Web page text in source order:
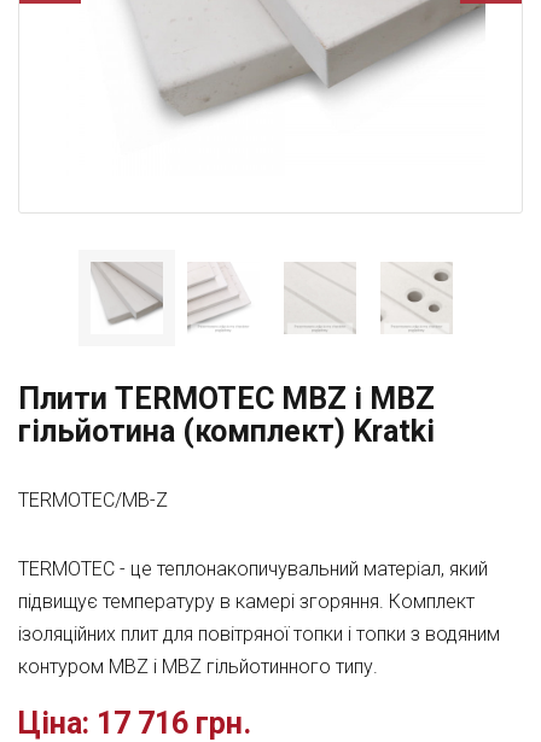
Плити TERMOTEC MBZ і MBZ
гільйотина (комплект) Kratki
TERMOTEC/MB-Z
TERMOTEC - це теплонакопичувальний матеріал, який
підвищує температуру в камері згоряння. Комплект
ізоляційних плит для повітряної топки і топки з водяним
контуром MBZ і MBZ гільйотинного типу.
Ціна: 17 716 грн.